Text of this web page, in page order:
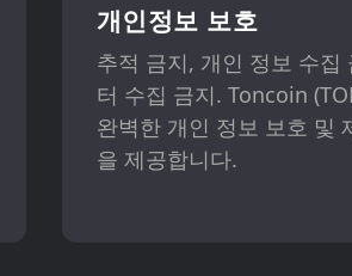
개인정보 보호
추적 금지, 개인 정보 수집
터 수집 금지. Toncoin
완벽한 개인 정보 보호 및
을 제공합니다.